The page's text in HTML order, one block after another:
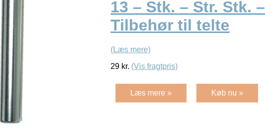
13 – Stk. – Str. Stk. –
Tilbehør til telte
(Læs mere)
29 kr. (Vis fragtpris)
Læs mere » Køb nu »